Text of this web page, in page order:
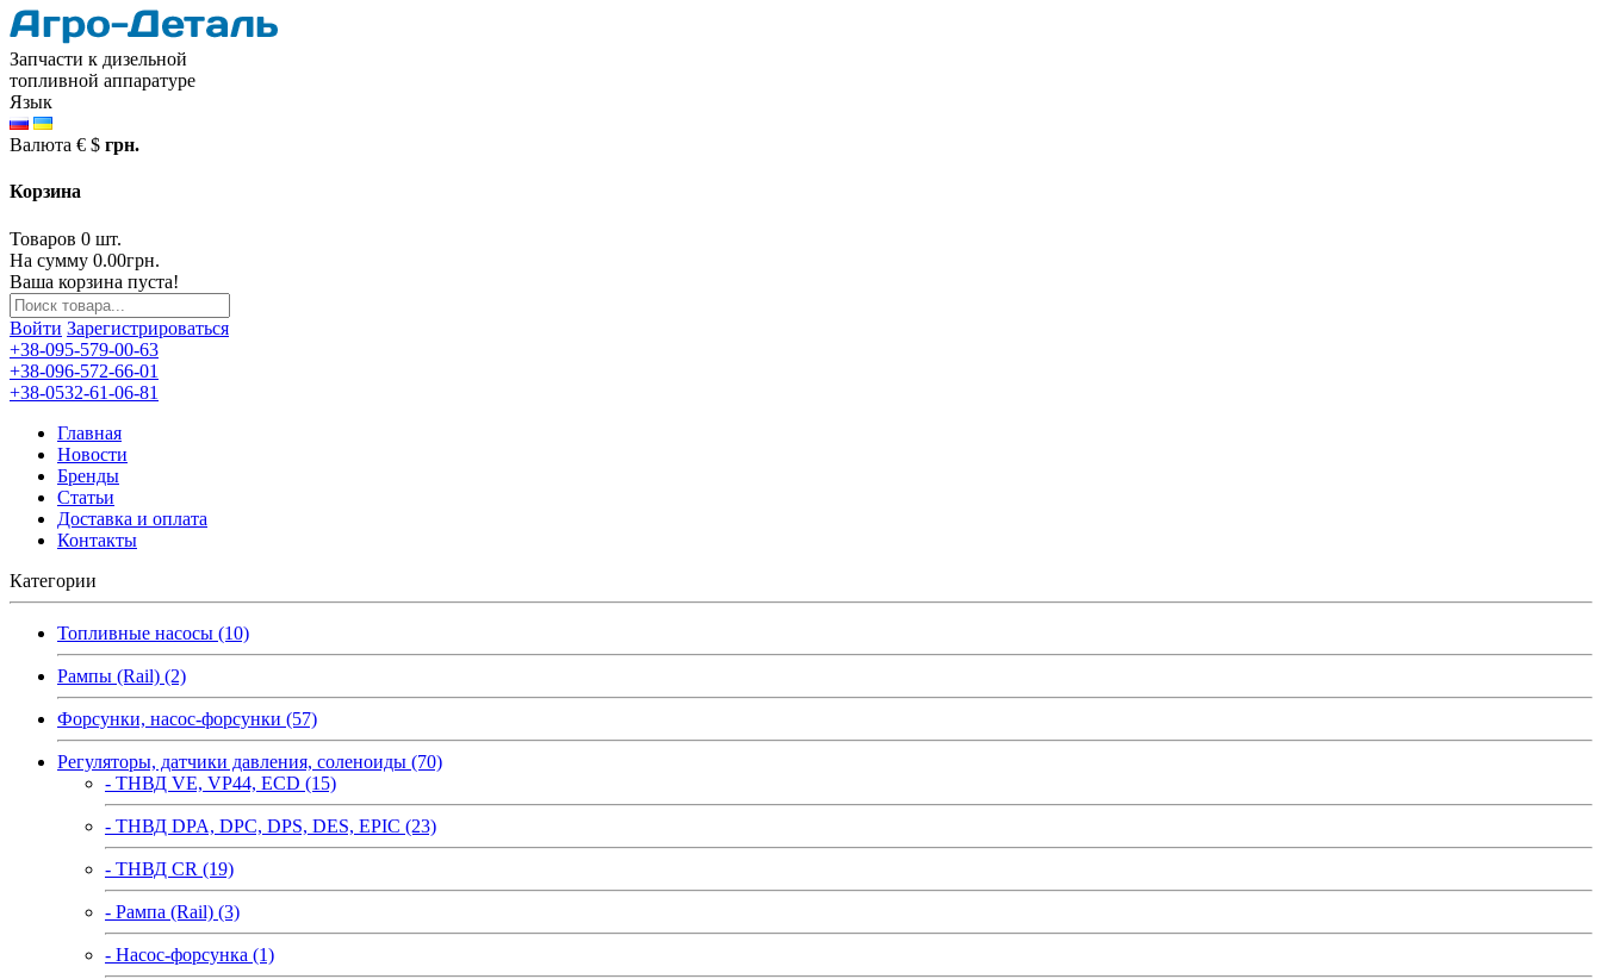
Запчасти к дизельной
топливной аппаратуре
Язык
Валюта € $ грн.
Корзина
Товаров 0 шт.
На сумму 0.00грн.
Ваша корзина пуста!
Войти Зарегистрироваться
+38-095-579-00-63
+38-096-572-66-01
+38-0532-61-06-81
Главная
Новости
Бренды
Статьи
Доставка и оплата
Контакты
Категории
Топливные насосы (10)
Рампы (Rail) (2)
Форсунки, насос-форсунки (57)
Регуляторы, датчики давления, соленоиды (70)
- ТНВД VE, VP44, ECD (15)
- ТНВД DPA, DPC, DPS, DES, EPIC (23)
- ТНВД CR (19)
- Рампа (Rail) (3)
- Насос-форсунка (1)